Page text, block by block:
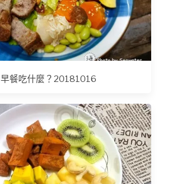
早餐吃什麼？20181016